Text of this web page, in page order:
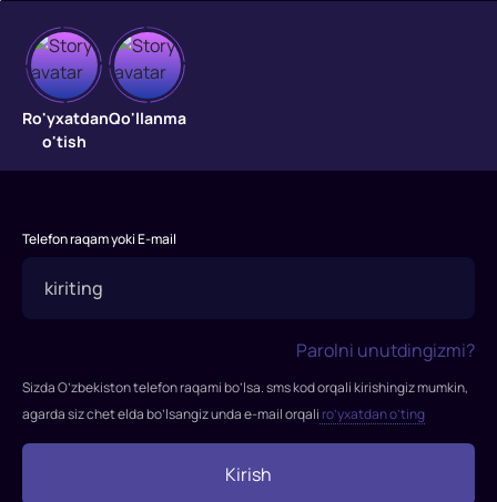
Chorak
final
Chorak
Ro'yxatdan
o'tish
Qo'llanma
Telefon raqam yoki E-mail
Parolni unutdingizmi?
Sizda O’zbekiston telefon raqami bo’lsa. sms kod orqali kirishingiz mumkin,
agarda siz chet elda bo’lsangiz unda e-mail orqali ro’yxatdan o’ting
Kirish